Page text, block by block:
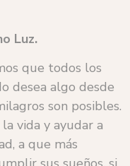
Luz.
que todos los
desea algo desde
son posibles.
vida y ayudar a
a que más